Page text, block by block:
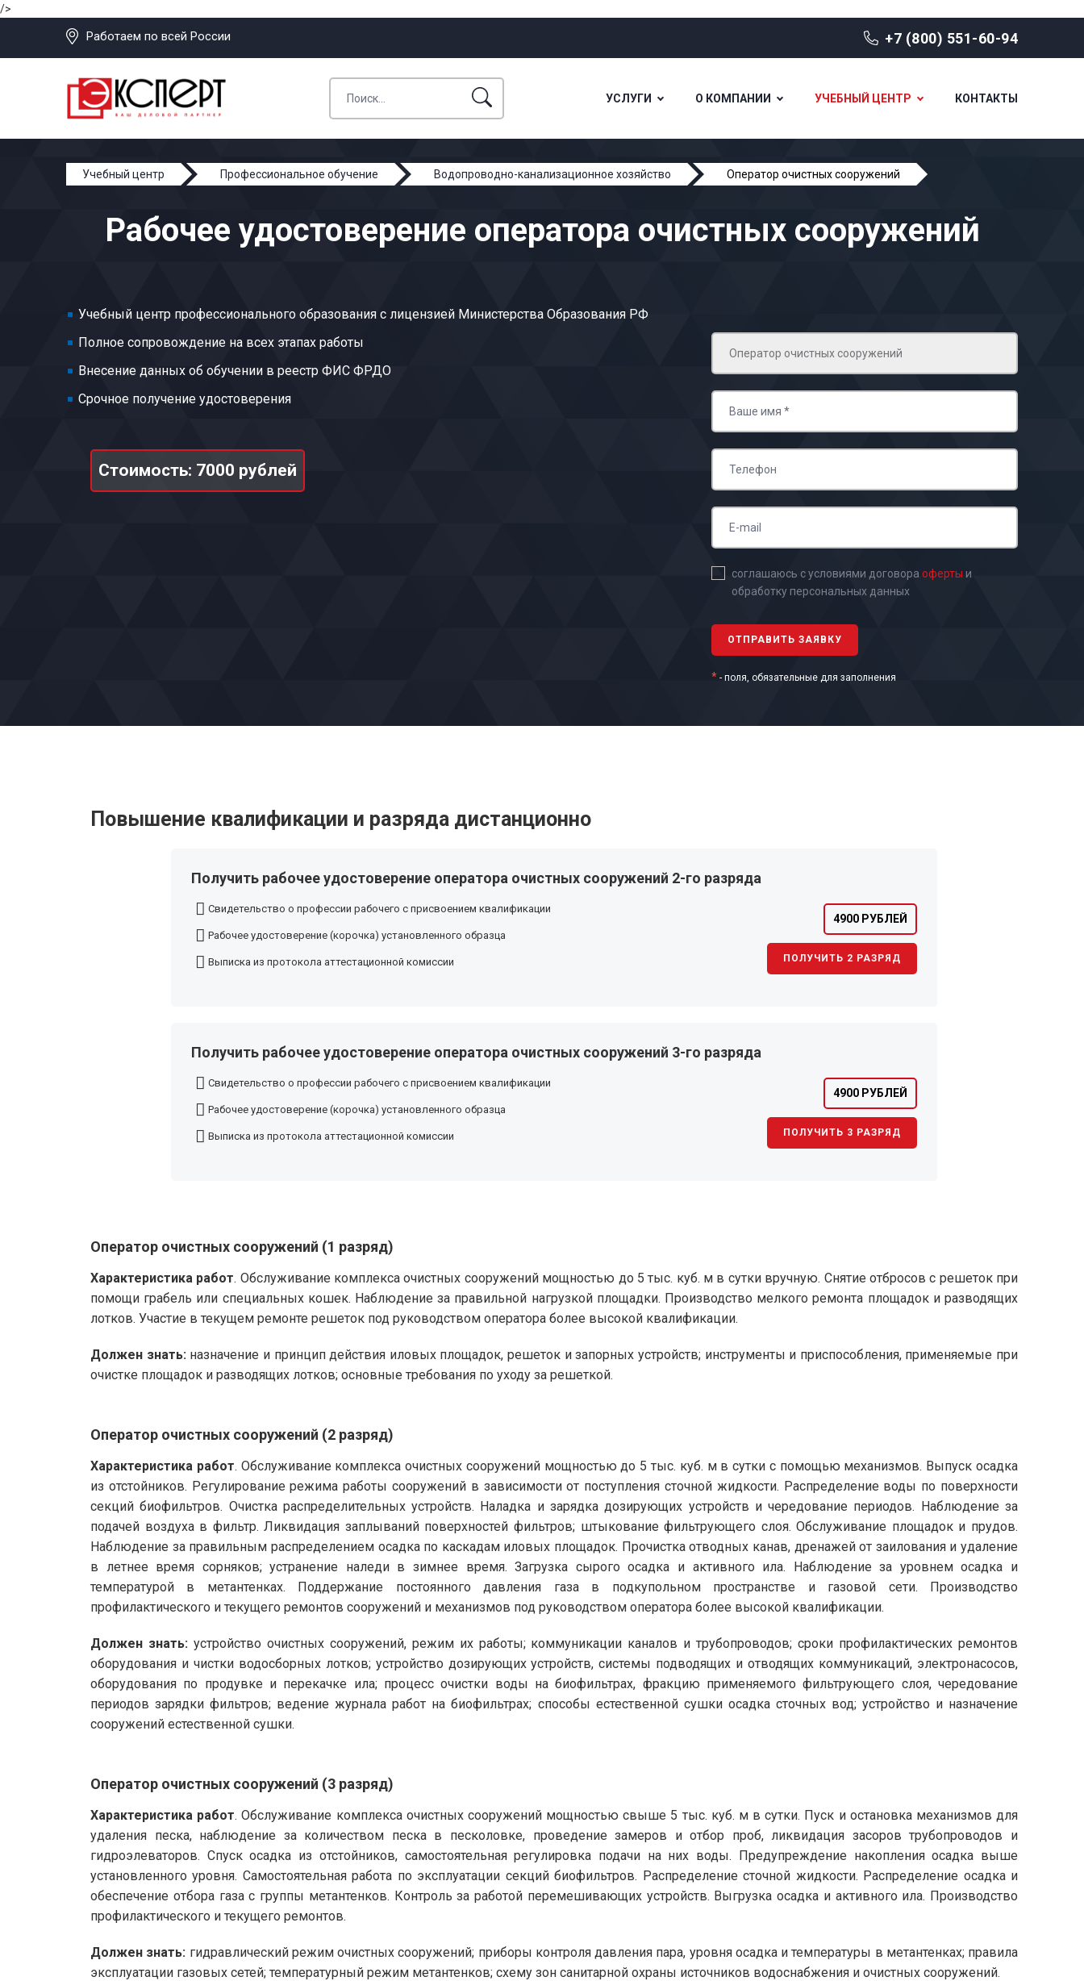
/>
Работаем по всей России +7 (800) 551-60-94
УСЛУГИ О КОМПАНИИ УЧЕБНЫЙ ЦЕНТР КОНТАКТЫ
Учебный центр Профессиональное обучение Водопроводно-канализационное хозяйство Оператор очистных сооружений
Рабочее удостоверение оператора очистных сооружений
Учебный центр профессионального образования с лицензией Министерства Образования РФ
Полное сопровождение на всех этапах работы
Внесение данных об обучении в реестр ФИС ФРДО
Срочное получение удостоверения
Стоимость: 7000 рублей
соглашаюсь с условиями договора оферты и
обработку персональных данных
* - поля, обязательные для заполнения
Повышение квалификации и разряда дистанционно
Получить рабочее удостоверение оператора очистных сооружений 2-го разряда
Свидетельство о профессии рабочего с присвоением квалификации
Рабочее удостоверение (корочка) установленного образца
Выписка из протокола аттестационной комиссии
4900 РУБЛЕЙ
ПОЛУЧИТЬ 2 РАЗРЯД
Получить рабочее удостоверение оператора очистных сооружений 3-го разряда
Свидетельство о профессии рабочего с присвоением квалификации
Рабочее удостоверение (корочка) установленного образца
Выписка из протокола аттестационной комиссии
4900 РУБЛЕЙ
ПОЛУЧИТЬ 3 РАЗРЯД
Оператор очистных сооружений (1 разряд)
Характеристика работ. Обслуживание комплекса очистных сооружений мощностью до 5 тыс. куб. м в сутки вручную. Снятие отбросов с решеток при
помощи грабель или специальных кошек. Наблюдение за правильной нагрузкой площадки. Производство мелкого ремонта площадок и разводящих
лотков. Участие в текущем ремонте решеток под руководством оператора более высокой квалификации.
Должен знать:назначение и принцип действия иловых площадок, решеток и запорных устройств; инструменты и приспособления, применяемые при
очистке площадок и разводящих лотков; основные требования по уходу за решеткой.
Оператор очистных сооружений (2 разряд)
Характеристика работ. Обслуживание комплекса очистных сооружений мощностью до 5 тыс. куб. м в сутки с помощью механизмов. Выпуск осадка
из отстойников. Регулирование режима работы сооружений в зависимости от поступления сточной жидкости. Распределение воды по поверхности
секций биофильтров. Очистка распределительных устройств. Наладка и зарядка дозирующих устройств и чередование периодов. Наблюдение за
подачей воздуха в фильтр. Ликвидация заплываний поверхностей фильтров; штыкование фильтрующего слоя. Обслуживание площадок и прудов.
Наблюдение за правильным распределением осадка по каскадам иловых площадок. Прочистка отводных канав, дренажей от заилования и удаление
в летнее время сорняков; устранение наледи в зимнее время. Загрузка сырого осадка и активного ила. Наблюдение за уровнем осадка и
температурой в метантенках. Поддержание постоянного давления газа в подкупольном пространстве и газовой сети. Производство
профилактического и текущего ремонтов сооружений и механизмов под руководством оператора более высокой квалификации.
Должен знать:устройство очистных сооружений, режим их работы; коммуникации каналов и трубопроводов; сроки профилактических ремонтов
оборудования и чистки водосборных лотков; устройство дозирующих устройств, системы подводящих и отводящих коммуникаций, электронасосов,
оборудования по продувке и перекачке ила; процесс очистки воды на биофильтрах, фракцию применяемого фильтрующего слоя, чередование
периодов зарядки фильтров; ведение журнала работ на биофильтрах; способы естественной сушки осадка сточных вод; устройство и назначение
сооружений естественной сушки.
Оператор очистных сооружений (3 разряд)
Характеристика работ. Обслуживание комплекса очистных сооружений мощностью свыше 5 тыс. куб. м в сутки. Пуск и остановка механизмов для
удаления песка, наблюдение за количеством песка в песколовке, проведение замеров и отбор проб, ликвидация засоров трубопроводов и
гидроэлеваторов. Спуск осадка из отстойников, самостоятельная регулировка подачи на них воды. Предупреждение накопления осадка выше
установленного уровня. Самостоятельная работа по эксплуатации секций биофильтров. Распределение сточной жидкости. Распределение осадка и
обеспечение отбора газа с группы метантенков. Контроль за работой перемешивающих устройств. Выгрузка осадка и активного ила. Производство
профилактического и текущего ремонтов.
Должен знать: гидравлический режим очистных сооружений; приборы контроля давления пара, уровня осадка и температуры в метантенках; правила
эксплуатации газовых сетей; температурный режим метантенков; схему зон санитарной охраны источников водоснабжения и очистных сооружений.